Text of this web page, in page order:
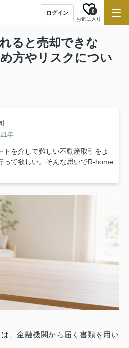
ログイン
お気に入り
0
ると売却できな
方やリスクについ
年
トを介して難しい不動産取引をよ
って欲しい。そんな思いでR-home
、金融機関から届く書類を用い